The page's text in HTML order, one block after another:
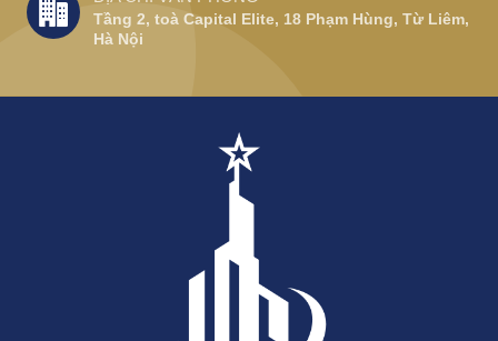
Tầng 2, toà Capital Elite, 18 Phạm Hùng, Từ Liêm,
Hà Nội